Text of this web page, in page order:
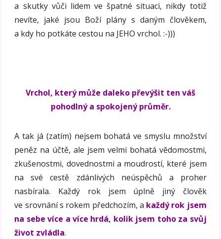
a skutky vůči lidem ve špatné situaci, nikdy totiž
nevíte, jaké jsou Boží plány s daným člověkem,
a kdy ho potkáte cestou na JEHO vrchol. :-)))
Vrchol, který může daleko převýšit ten váš
pohodlný a spokojený průměr.
A tak já (zatím) nejsem bohatá ve smyslu množství
peněz na účtě, ale jsem velmi bohatá vědomostmi,
zkušenostmi, dovednostmi a moudrostí, které jsem
na své cestě zdánlivých neúspěchů a proher
nasbírala. Každý rok jsem úplně jiný člověk
ve srovnání s rokem předchozím, a každý rok jsem
na sebe více a více hrdá, kolik jsem toho za svůj
život zvládla.